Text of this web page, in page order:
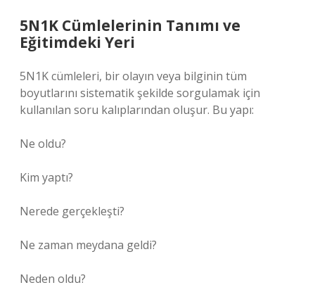
5N1K Cümlelerinin Tanımı ve
Eğitimdeki Yeri
5N1K cümleleri, bir olayın veya bilginin tüm
boyutlarını sistematik şekilde sorgulamak için
kullanılan soru kalıplarından oluşur. Bu yapı:
Ne oldu?
Kim yaptı?
Nerede gerçekleşti?
Ne zaman meydana geldi?
Neden oldu?